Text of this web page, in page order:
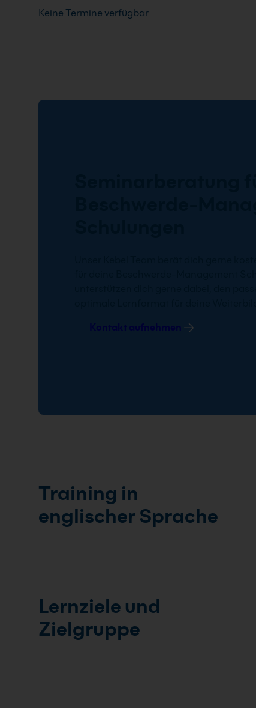
Keine Termine verfügbar
Training in
englischer Sprache
Lernziele und
Zielgruppe